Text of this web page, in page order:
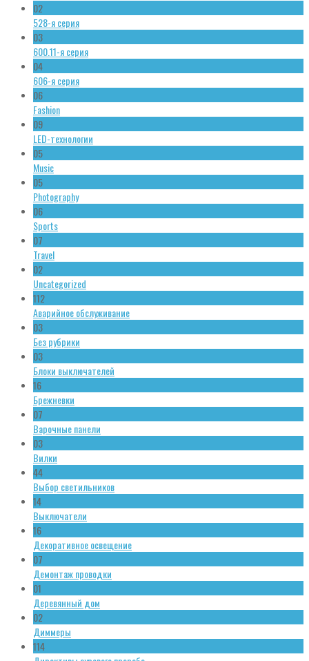
02
528-я серия
03
600.11-я серия
04
606-я серия
06
Fashion
09
LED-технологии
05
Music
05
Photography
06
Sports
07
Travel
02
Uncategorized
112
Аварийное обслуживание
03
Без рубрики
03
Блоки выключателей
16
Брежневки
07
Варочные панели
03
Вилки
44
Выбор светильников
14
Выключатели
16
Декоративное освещение
07
Демонтаж проводки
01
Деревянный дом
02
Диммеры
114